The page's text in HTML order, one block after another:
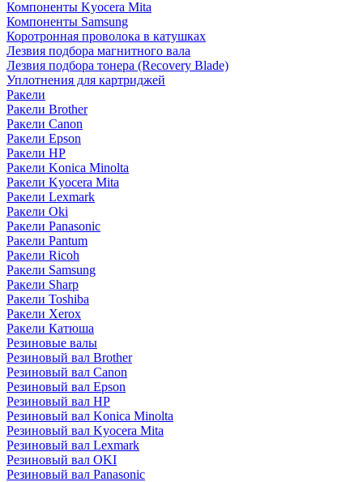
Компоненты Kyocera Mita
Компоненты Samsung
Коротронная проволока в катушках
Лезвия подбора магнитного вала
Лезвия подбора тонера (Recovery Blade)
Уплотнения для картриджей
Ракели
Ракели Brother
Ракели Canon
Ракели Epson
Ракели HP
Ракели Konica Minolta
Ракели Kyocera Mita
Ракели Lexmark
Ракели Oki
Ракели Panasonic
Ракели Pantum
Ракели Ricoh
Ракели Samsung
Ракели Sharp
Ракели Toshiba
Ракели Xerox
Ракели Катюша
Резиновые валы
Резиновый вал Brother
Резиновый вал Canon
Резиновый вал Epson
Резиновый вал HP
Резиновый вал Konica Minolta
Резиновый вал Kyocera Mita
Резиновый вал Lexmark
Резиновый вал OKI
Резиновый вал Panasonic